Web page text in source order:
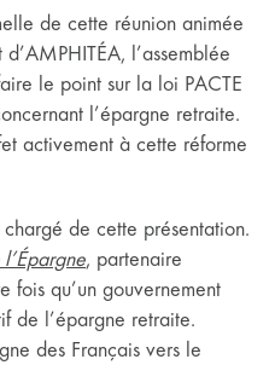
de cette réunion animée
l’assemblée
le point sur la loi PACTE
l’épargne retraite.
activement à cette réforme
de cette présentation.
, partenaire
fois qu’un gouvernement
de l’épargne retraite.
des Français vers le